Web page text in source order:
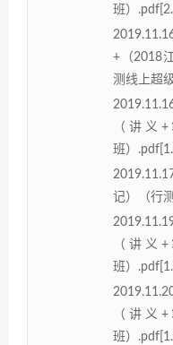
班）
+（2018
测线上超
（讲义
班）
记）（行
（讲义
班）
（讲义
班）